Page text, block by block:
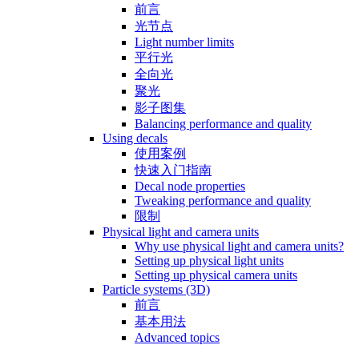
前言
光节点
Light number limits
平行光
全向光
聚光
影子图集
Balancing performance and quality
Using decals
使用案例
快速入门指南
Decal node properties
Tweaking performance and quality
限制
Physical light and camera units
Why use physical light and camera units?
Setting up physical light units
Setting up physical camera units
Particle systems (3D)
前言
基本用法
Advanced topics